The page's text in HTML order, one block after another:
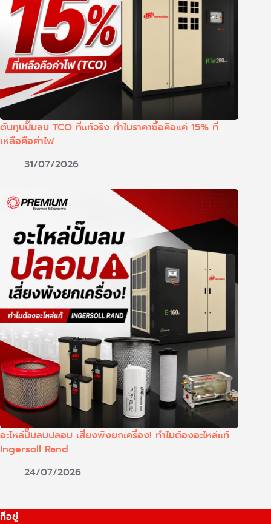
ต้นทุนปั๊มลม TCO ที่แท้จริง ทำไมราคาซื้อคือแค่ 15% ที่
เหลือคือค่าไฟ
31/07/2026
อะไหล่ปั๊มลมปลอม เสี่ยงพังยกเครื่อง! ทำไมต้องอะไหล่แท้
Ingersoll Rand
24/07/2026
ที่อยู่